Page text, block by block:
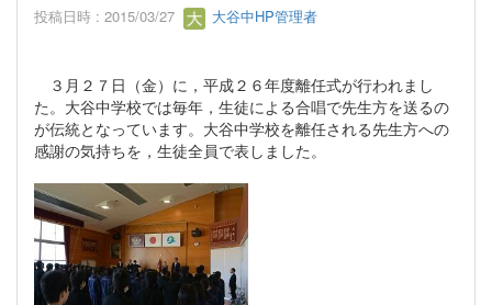
投稿日時 : 2015/03/27 大谷中HP管理者
３月２７日（金）に，平成２６年度離任式が行われまし
た。大谷中学校では毎年，生徒による合唱で先生方を送るの
が伝統となっています。大谷中学校を離任される先生方への
感謝の気持ちを，生徒全員で表しました。